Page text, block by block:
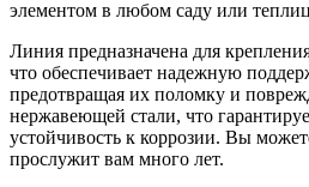
элементом в любом саду или
Линия предназначена для
что обеспечивает надежную
предотвращая их поломку и
нержавеющей стали, что
устойчивость к коррозии. Вы
прослужит вам много лет.